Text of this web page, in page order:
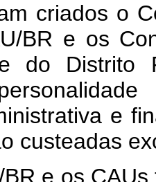
criados o
BR e os
do Distrito
e
custeadas
e os CAUs